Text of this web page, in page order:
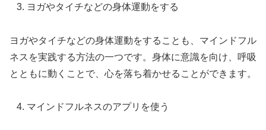
ヨガやタイチなどの身体運動をする
ヨガやタイチなどの身体運動をすることも、マインドフル
ネスを実践する方法の一つです。身体に意識を向け、呼吸
とともに動くことで、心を落ち着かせることができます。
マインドフルネスのアプリを使う